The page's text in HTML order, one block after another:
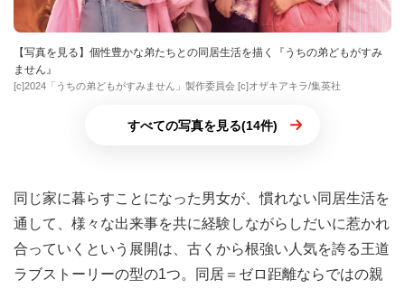
【写真を見る】個性豊かな弟たちとの同居生活を描く『うちの弟どもがすみ
ません』
[c]2024「うちの弟どもがすみません」製作委員会 [c]オザキアキラ/集英社
すべての写真を見る(14件)
同じ家に暮らすことになった男女が、慣れない同居生活を
通して、様々な出来事を共に経験しながらしだいに惹かれ
合っていくという展開は、古くから根強い人気を誇る王道
ラブストーリーの型の1つ。同居＝ゼロ距離ならではの親